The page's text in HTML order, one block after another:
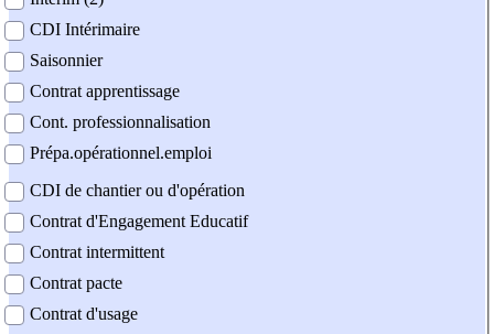
CDI Intérimaire
Saisonnier
Contrat apprentissage
Cont. professionnalisation
Prépa.opérationnel.emploi
CDI de chantier ou d'opération
Contrat d'Engagement Educatif
Contrat intermittent
Contrat pacte
Contrat d'usage